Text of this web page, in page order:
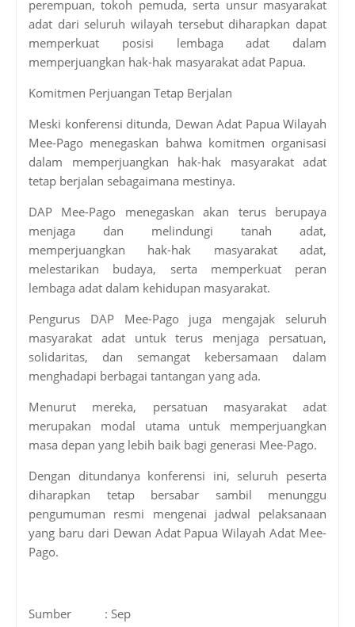
perempuan, tokoh pemuda, serta unsur masyarakat
adat dari seluruh wilayah tersebut diharapkan dapat
memperkuat posisi lembaga adat dalam
memperjuangkan hak-hak masyarakat adat Papua.
Komitmen Perjuangan Tetap Berjalan
Meski konferensi ditunda, Dewan Adat Papua Wilayah
Mee-Pago menegaskan bahwa komitmen organisasi
dalam memperjuangkan hak-hak masyarakat adat
tetap berjalan sebagaimana mestinya.
DAP Mee-Pago menegaskan akan terus berupaya
menjaga dan melindungi tanah adat,
memperjuangkan hak-hak masyarakat adat,
melestarikan budaya, serta memperkuat peran
lembaga adat dalam kehidupan masyarakat.
Pengurus DAP Mee-Pago juga mengajak seluruh
masyarakat adat untuk terus menjaga persatuan,
solidaritas, dan semangat kebersamaan dalam
menghadapi berbagai tantangan yang ada.
Menurut mereka, persatuan masyarakat adat
merupakan modal utama untuk memperjuangkan
masa depan yang lebih baik bagi generasi Mee-Pago.
Dengan ditundanya konferensi ini, seluruh peserta
diharapkan tetap bersabar sambil menunggu
pengumuman resmi mengenai jadwal pelaksanaan
yang baru dari Dewan Adat Papua Wilayah Adat Mee-
Pago.
Sumber
: Sep